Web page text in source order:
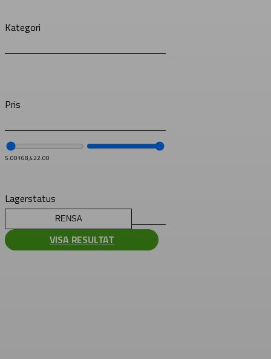
Kategori
Pris
5.00168,422.00
Lagerstatus
RENSA
VISA RESULTAT